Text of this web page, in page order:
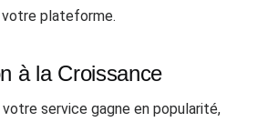
plateforme.
à la Croissance
service gagne en popularité,